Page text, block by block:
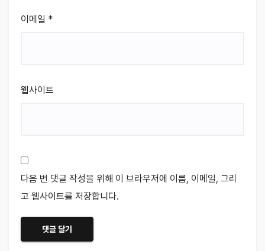
이메일 *
웹사이트
다음 번 댓글 작성을 위해 이 브라우저에 이름, 이메일, 그리
고 웹사이트를 저장합니다.